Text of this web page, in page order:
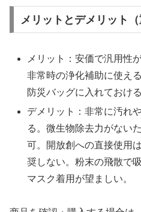
メリットとデメリット（
メリット：安価で汎用性
非常時の浄化補助に使え
防災バッグに入れておけ
デメリット：非常に汚れ
る。微生物除去力がない
可。開放創への直接使用
奨しない。粉末の飛散で
マスク着用が望ましい。